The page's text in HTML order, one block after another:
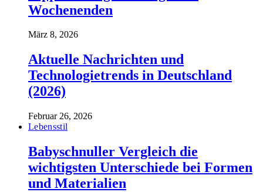
Wochenenden
März 8, 2026
Aktuelle Nachrichten und
Technologietrends in Deutschland
(2026)
Februar 26, 2026
Lebensstil
Babyschnuller Vergleich die
wichtigsten Unterschiede bei Formen
und Materialien